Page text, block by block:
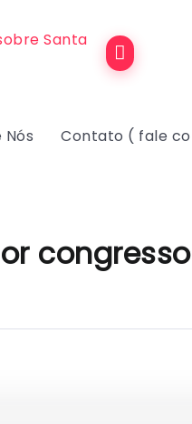
Nós Contato ( fale